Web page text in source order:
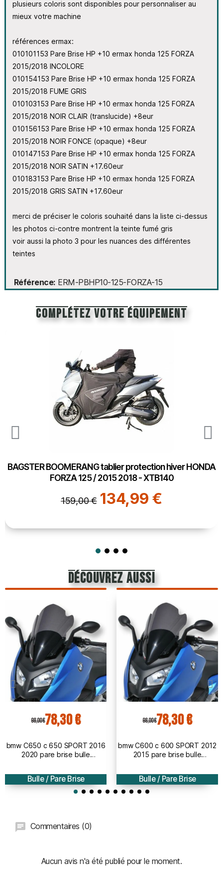
plusieurs coloris sont disponibles pour personnaliser au
mieux votre machine
références ermax:
010101153 Pare Brise HP +10 ermax honda 125 FORZA
2015/2018 INCOLORE
010154153 Pare Brise HP +10 ermax honda 125 FORZA
2015/2018 FUME GRIS
010103153 Pare Brise HP +10 ermax honda 125 FORZA
2015/2018 NOIR CLAIR (translucide) +8eur
010156153 Pare Brise HP +10 ermax honda 125 FORZA
2015/2018 NOIR FONCE (opaque) +8eur
010147153 Pare Brise HP +10 ermax honda 125 FORZA
2015/2018 NOIR SATIN +17.60eur
010183153 Pare Brise HP +10 ermax honda 125 FORZA
2015/2018 GRIS SATIN +17.60eur
merci de préciser le coloris souhaité dans la liste ci-dessus
les photos ci-contre montrent la teinte fumé gris
voir aussi la photo 3 pour les nuances des différentes
teintes
Référence ERM-PBHP10-125-FORZA-15
Complétez votre équipement
BAGSTER BOOMERANG tablier protection hiver HONDA
FORZA 125 / 2015 2018 - XTB140
159,00 € 134,99 €
découvrez aussi
98,00 €78,30 €
bmw C650 c 650 SPORT 2016
2020 pare brise bulle
Bulle / Pare Brise
98,00 €78,30 €
bmw C600 c 600 SPORT 2012
2015 pare brise bulle
Bulle / Pare Brise
Commentaires (0)
Aucun avis n'a été publié pour le moment.